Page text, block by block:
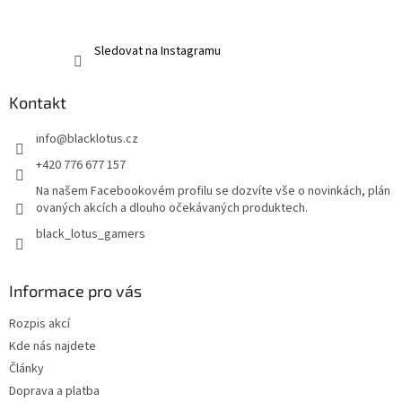
Sledovat na Instagramu
Kontakt
info@blacklotus.cz
+420 776 677 157
Na našem Facebookovém profilu se dozvíte vše o novinkách, plán
ovaných akcích a dlouho očekávaných produktech.
black_lotus_gamers
Informace pro vás
Rozpis akcí
Kde nás najdete
Články
Doprava a platba